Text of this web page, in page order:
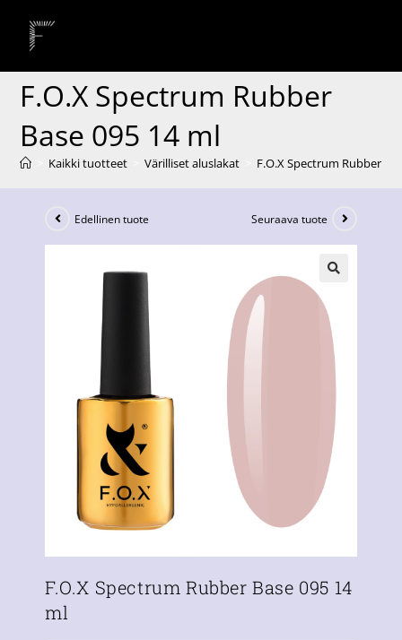
F.O.X Spectrum Rubber
Base 095 14 ml
Kaikki tuotteet Värilliset aluslakat F.O.X Spectrum Rubber
Edellinen tuote Seuraava tuote
F.O.X Spectrum Rubber Base 095 14
ml